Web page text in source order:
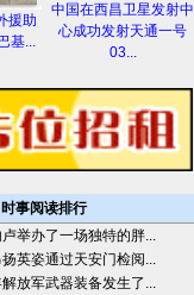
援助
基...
中国在西昌卫星发射中
心成功发射天通一号
03...
时事阅读排行
举办了一场独特的胖...
英姿通过天安门检阅...
放军武器装备发生了...